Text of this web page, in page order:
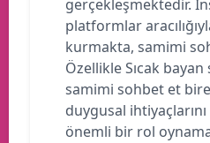
gerçekleşmektedir.
platformlar
kurmakta, samimi
Özellikle Sıcak
samimi sohbet et
duygusal
önemli bir rol